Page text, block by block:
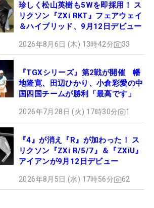
珍しく松山英樹も5Wを即採用！ ス
リクソン『ZXi RKT』フェアウェイ
＆ハイブリッド、9月12日デビュー
2026年8月6日 (木) 13時42分 33
『TGXシリーズ』第2戦が開催 幡
地隆寛、田辺ひかり、小倉彩愛の中
国四国チームが勝利「最高です」
2026年7月28日 (火) 17時30分 1
『4』が消え『R』が加わった！ ス
リクソン『ZXi R/5/7』＆『ZXiU』
アイアンが9月12日デビュー
2026年8月5日 (水) 17時56分 62